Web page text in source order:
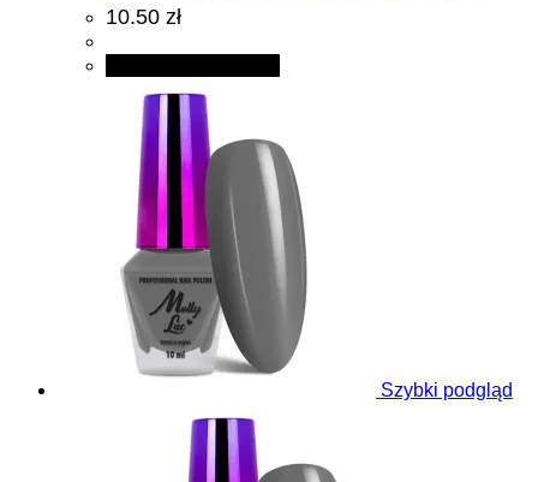
10.50 zł
Szybki podgląd